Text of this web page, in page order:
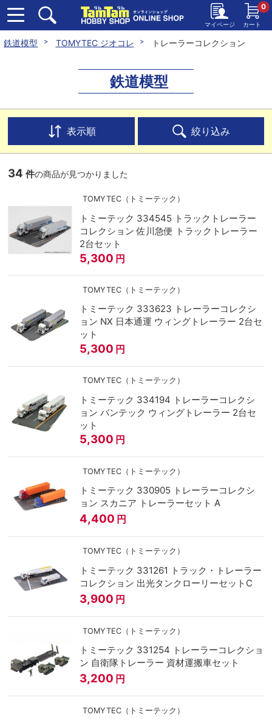
マイページ カート
0
鉄道模型 TOMYTEC ジオコレ トレーラーコレクション
鉄道模型
表示順 絞り込み
34 件の商品が見つかりました
TOMYTEC（トミーテック）
トミーテック 334545 トラックトレーラー
コレクション 佐川急便 トラックトレーラー
2台セット
5,300 円
TOMYTEC（トミーテック）
トミーテック 333623 トレーラーコレクシ
ョン NX 日本通運 ウィングトレーラー 2台セ
ット
5,300 円
TOMYTEC（トミーテック）
トミーテック 334194 トレーラーコレクシ
ョン バンテック ウィングトレーラー 2台セ
ット
5,300 円
TOMYTEC（トミーテック）
トミーテック 330905 トレーラーコレクシ
ョン スカニア トレーラーセット A
4,400 円
TOMYTEC（トミーテック）
トミーテック 331261 トラック・トレーラー
コレクション 出光タンクローリーセットC
3,900 円
TOMYTEC（トミーテック）
トミーテック 331254 トレーラーコレクショ
ン 自衛隊トレーラー 資材運搬車セット
3,200 円
TOMYTEC（トミーテック）